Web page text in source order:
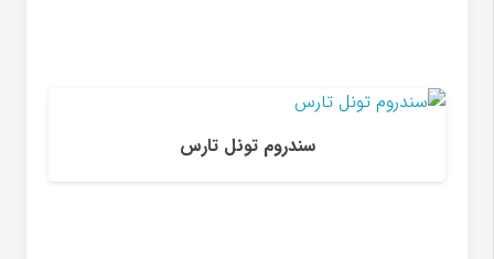
سندروم تونل تارس